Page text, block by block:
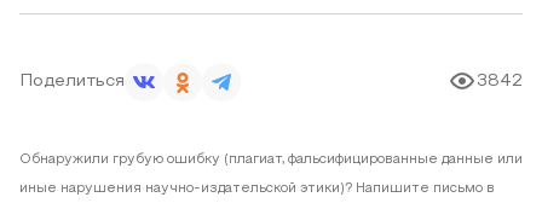
Поделиться 3842
Обнаружили грубую ошибку (плагиат, фальсифицированные данные или
иные нарушения научно-издательской этики)? Напишите письмо в